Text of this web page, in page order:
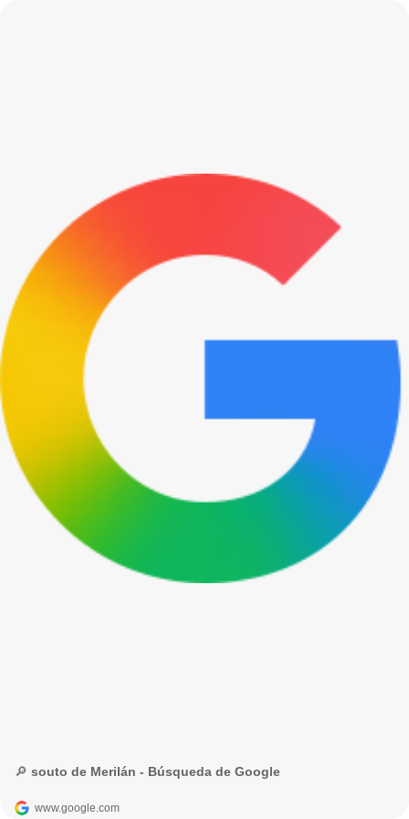
🔎 souto de Merilán - Búsqueda de Google
www.google.com